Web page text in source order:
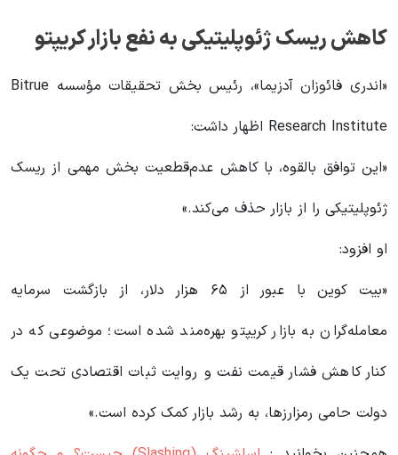
کاهش ریسک ژئوپلیتیکی به نفع بازار کریپتو
«اندری فائوزان آدزیما»، رئیس بخش تحقیقات مؤسسه Bitrue
Research Institute اظهار داشت:
«این توافق بالقوه، با کاهش عدم‌قطعیت بخش مهمی از ریسک
ژئوپلیتیکی را از بازار حذف می‌کند.»
او افزود:
«بیت کوین با عبور از ۶۵ هزار دلار، از بازگشت سرمایه
معامله‌گران به بازار کریپتو بهره‌مند شده است؛ موضوعی که در
کنار کاهش فشار قیمت نفت و روایت ثبات اقتصادی تحت یک
دولت حامی رمزارزها، به رشد بازار کمک کرده است.»